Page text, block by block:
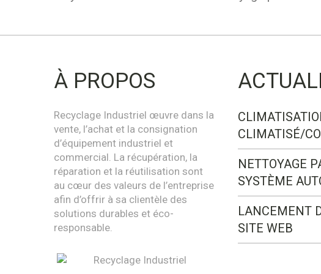
À PROPOS
Recyclage Industriel œuvre dans la
vente, l’achat et la consignation
d’équipement industriel et
commercial. La récupération, la
réparation et la réutilisation sont
au cœur des valeurs de l’entreprise
afin d’offrir à sa clientèle des
solutions durables et éco-
responsable.
CLIMATISÉ/
NETTOYAGE
SYSTÈME
LANCEMENT
SITE WEB